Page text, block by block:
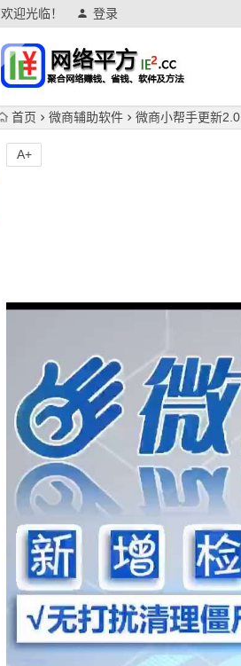
欢迎光临！ 登录
首页 微商辅助软件 微商小帮手更新2.0
A+